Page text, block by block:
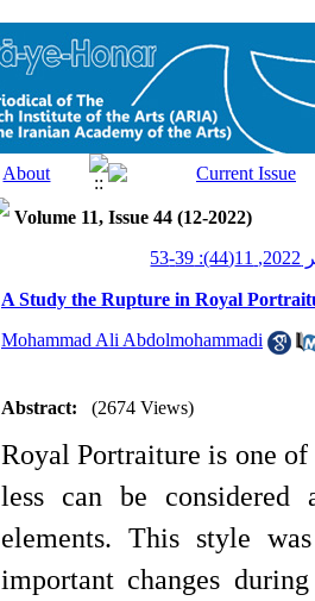
Volume 11, Issue 44 (12-2022)
A Study the Rupture in Royal
Mohammad Ali Abdolmohammadi
Abstract: (2674 Views)
Royal Portraiture is one
less can be considered
elements. This style
important changes